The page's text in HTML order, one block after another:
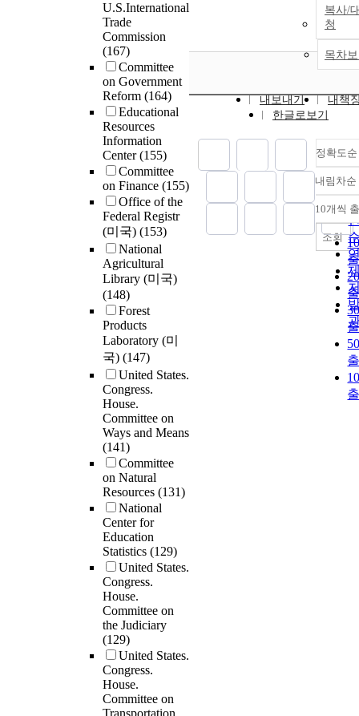
U.S.International
Trade
Commission
(167)
Committee
on Government
Reform (164)
Educational
Resources
Information
Center(155)
Committee
on Finance (155)
Office of the
Federal Registr
(미국) (153)
National
Agricultural
Library (미국)
(148)
Forest
Products
Laboratory (미
국) (147)
United States.
Congress.
House.
Committee on
Ways and Means
(141)
Committee
on Natural
Resources (131)
National
Center for
Education
Statistics (129)
United States.
Congress.
House.
Committee on
the Judiciary
(129)
United States.
Congress.
House.
Committee on
복사/
청
목차
내보내기
내책
한글로보기
정확도순
내림차순
10개씩
조회